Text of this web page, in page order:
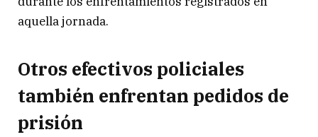
aquella jornada.
Otros efectivos policiales
también enfrentan pedidos de
prisión